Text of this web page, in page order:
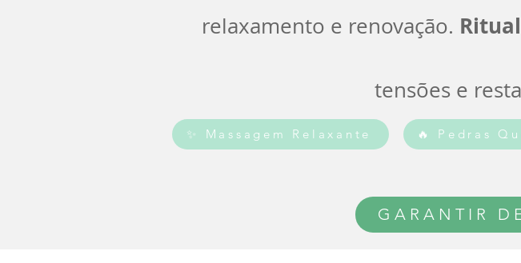
relaxamento e renovação.
tensões e
✨ Massagem Relaxante 🔥 Pedras
GARANTIR